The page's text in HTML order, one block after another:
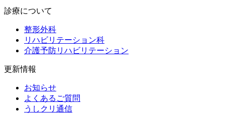
診療について
整形外科
リハビリテーション科
介護予防リハビリテーション
更新情報
お知らせ
よくあるご質問
うしクリ通信